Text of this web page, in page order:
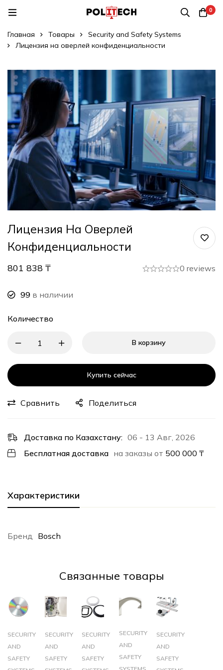
0
Главная Товары
Security and Safety Systems
Лицензия на оверлей конфиденциальности
Лицензия На Оверлей
Конфиденциальности
801 838 ₸ 0 reviews
99 в наличии
Количество
В корзину
Купить сейчас
Сравнить Поделиться
Доставка по Казахстану: 06 - 13 Авг, 2026
Бесплатная доставка на заказы от 500 000 ₸
Характеристики
Бренд Bosch
Cвязанные товары
SECURITY
AND
SAFETY
SECURITY
AND
SAFETY
SECURITY
AND
SAFETY
SECURITY
AND
SAFETY
SECURITY
AND
SAFETY